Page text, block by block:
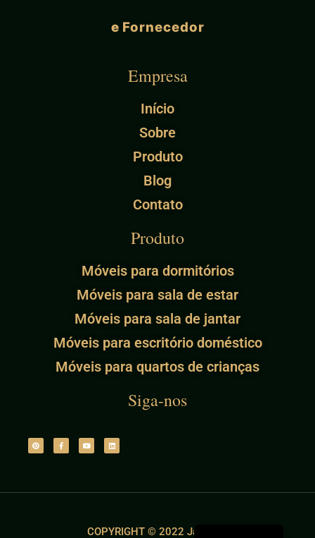
e Fornecedor
Empresa
Início
Sobre
Produto
Blog
Contato
Produto
Móveis para dormitórios
Móveis para sala de estar
Móveis para sala de jantar
Móveis para escritório doméstico
Móveis para quartos de crianças
Siga-nos
COPYRIGHT © 2022 Jade Ant